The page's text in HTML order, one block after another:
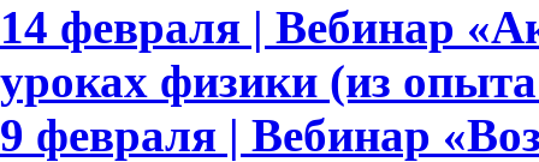
14 февраля | Вебинар
уроках физики (из
9 февраля | Вебинар